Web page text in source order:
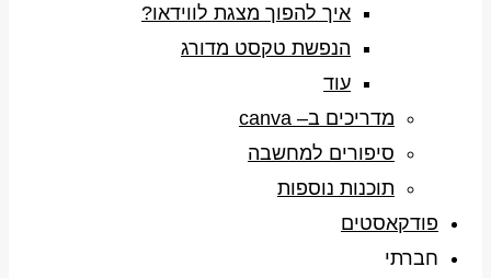
איך להפוך מצגת לווידאו?
הנפשת טקסט מדורג
עוד
מדריכים ב– canva
סיפורים למחשבה
תוכנות נוספות
פודקאסטים
חברתי